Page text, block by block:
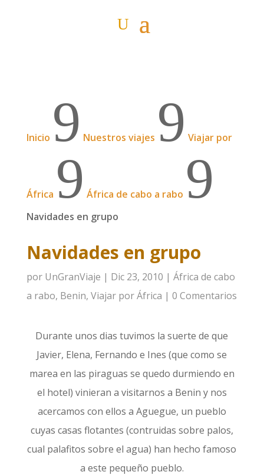
Inicio 9 Nuestros viajes 9 Viajar por
África 9 África de cabo a rabo 9
Navidades en grupo
Navidades en grupo
por UnGranViaje | Dic 23, 2010 | África de cabo
a rabo, Benin, Viajar por África | 0 Comentarios
Durante unos dias tuvimos la suerte de que
Javier, Elena, Fernando e Ines (que como se
marea en las piraguas se quedo durmiendo en
el hotel) vinieran a visitarnos a Benin y nos
acercamos con ellos a Aguegue, un pueblo
cuyas casas flotantes (contruidas sobre palos,
cual palafitos sobre el agua) han hecho famoso
a este pequeño pueblo.